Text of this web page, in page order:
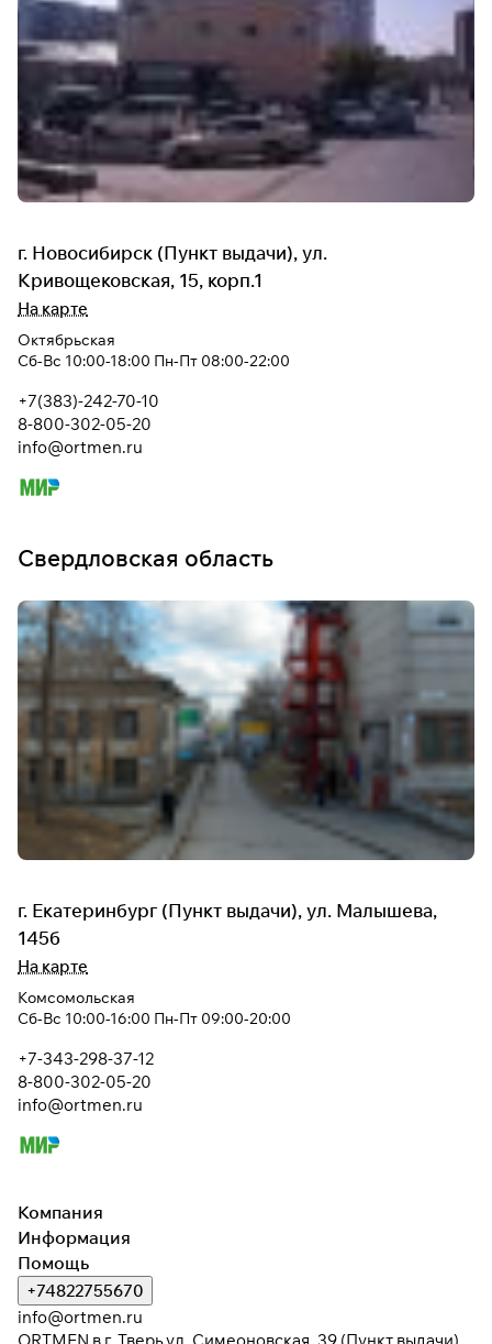
г. Новосибирск (Пункт выдачи), ул.
Кривощековская, 15, корп.1
На карте
Октябрьская
Сб-Вс 10:00-18:00 Пн-Пт 08:00-22:00
+7(383)-242-70-10
8-800-302-05-20
info@ortmen.ru
Свердловская область
г. Екатеринбург (Пункт выдачи), ул. Малышева,
145б
На карте
Комсомольская
Сб-Вс 10:00-16:00 Пн-Пт 09:00-20:00
+7-343-298-37-12
8-800-302-05-20
info@ortmen.ru
Компания
Информация
Помощь
+74822755670
info@ortmen.ru